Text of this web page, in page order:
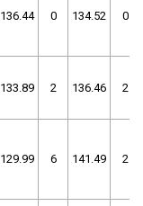
136.44 0 134.52 0
133.89 2 136.46 2
129.99 6 141.49 2